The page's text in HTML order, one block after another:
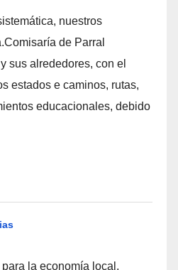
nuestros
de Parral
sus alrededores, con el
estados e caminos, rutas,
educacionales, debido
la economía local,